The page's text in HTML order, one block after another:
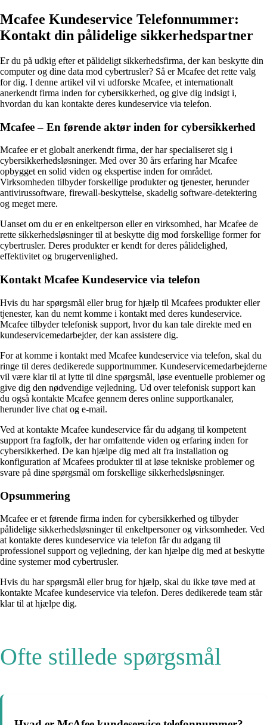
Mcafee Kundeservice Telefonnummer:
Kontakt din pålidelige sikkerhedspartner
Er du på udkig efter et pålideligt sikkerhedsfirma, der kan beskytte din
computer og dine data mod cybertrusler? Så er Mcafee det rette valg
for dig. I denne artikel vil vi udforske Mcafee, et internationalt
anerkendt firma inden for cybersikkerhed, og give dig indsigt i,
hvordan du kan kontakte deres kundeservice via telefon.
Mcafee – En førende aktør inden for cybersikkerhed
Mcafee er et globalt anerkendt firma, der har specialiseret sig i
cybersikkerhedsløsninger. Med over 30 års erfaring har Mcafee
opbygget en solid viden og ekspertise inden for området.
Virksomheden tilbyder forskellige produkter og tjenester, herunder
antivirussoftware, firewall-beskyttelse, skadelig software-detektering
og meget mere.
Uanset om du er en enkeltperson eller en virksomhed, har Mcafee de
rette sikkerhedsløsninger til at beskytte dig mod forskellige former for
cybertrusler. Deres produkter er kendt for deres pålidelighed,
effektivitet og brugervenlighed.
Kontakt Mcafee Kundeservice via telefon
Hvis du har spørgsmål eller brug for hjælp til Mcafees produkter eller
tjenester, kan du nemt komme i kontakt med deres kundeservice.
Mcafee tilbyder telefonisk support, hvor du kan tale direkte med en
kundeservicemedarbejder, der kan assistere dig.
For at komme i kontakt med Mcafee kundeservice via telefon, skal du
ringe til deres dedikerede supportnummer. Kundeservicemedarbejderne
vil være klar til at lytte til dine spørgsmål, løse eventuelle problemer og
give dig den nødvendige vejledning. Ud over telefonisk support kan
du også kontakte Mcafee gennem deres online supportkanaler,
herunder live chat og e-mail.
Ved at kontakte Mcafee kundeservice får du adgang til kompetent
support fra fagfolk, der har omfattende viden og erfaring inden for
cybersikkerhed. De kan hjælpe dig med alt fra installation og
konfiguration af Mcafees produkter til at løse tekniske problemer og
svare på dine spørgsmål om forskellige sikkerhedsløsninger.
Opsummering
Mcafee er et førende firma inden for cybersikkerhed og tilbyder
pålidelige sikkerhedsløsninger til enkeltpersoner og virksomheder. Ved
at kontakte deres kundeservice via telefon får du adgang til
professionel support og vejledning, der kan hjælpe dig med at beskytte
dine systemer mod cybertrusler.
Hvis du har spørgsmål eller brug for hjælp, skal du ikke tøve med at
kontakte Mcafee kundeservice via telefon. Deres dedikerede team står
klar til at hjælpe dig.
Ofte stillede spørgsmål